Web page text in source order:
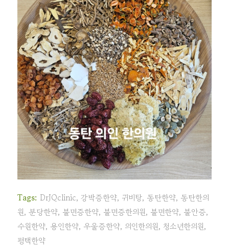
Tags: DrJQclinic, 강박증한약, 귀비탕, 동탄한약, 동탄한의
원, 분당한약, 불면증한약, 불면증한의원, 불면한약, 불안증,
수원한약, 용인한약, 우울증한약, 의인한의원, 청소년한의원,
평택한약